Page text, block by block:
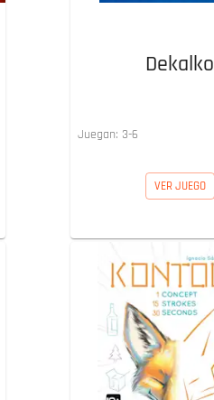
Dekalko
Juegan: 3-6
VER JUEGO